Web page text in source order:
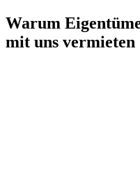
Warum
mit uns vermieten